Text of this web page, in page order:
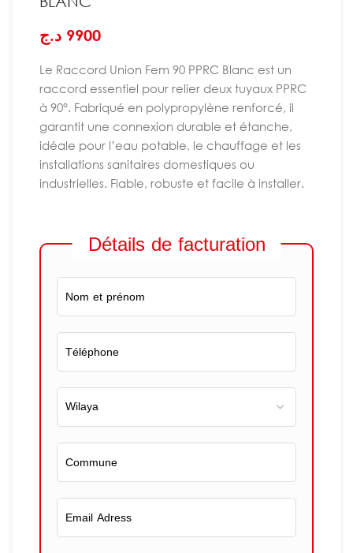
9900 د.ج
Le Raccord Union Fem 90 PPRC Blanc est un
raccord essentiel pour relier deux tuyaux PPRC
à 90°. Fabriqué en polypropylène renforcé, il
garantit une connexion durable et étanche,
idéale pour l’eau potable, le chauffage et les
installations sanitaires domestiques ou
industrielles. Fiable, robuste et facile à installer.
Détails de facturation